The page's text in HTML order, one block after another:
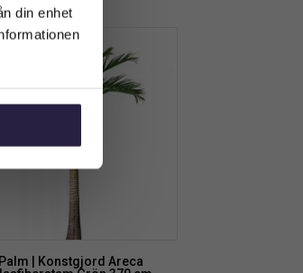
din enhet
Palm | Konstgjord Areca